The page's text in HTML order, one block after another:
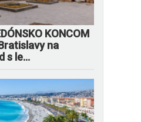
KONCOM
na
s le...